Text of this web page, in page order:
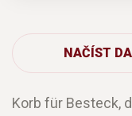
NAČÍST
Korb für Besteck,